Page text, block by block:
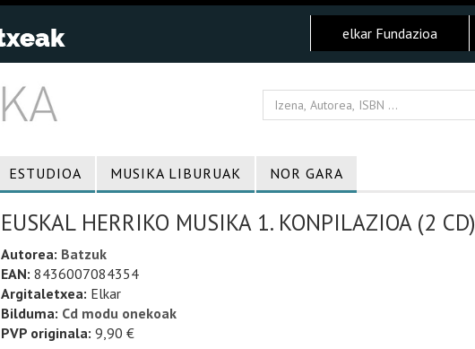
elkar Fundazioa
ESTUDIOA MUSIKA LIBURUAK NOR GARA
EUSKAL HERRIKO MUSIKA 1. KONPILAZIOA (2 CD)
Autorea: Batzuk
EAN: 8436007084354
Argitaletxea: Elkar
Bilduma: Cd modu onekoak
PVP originala: 9,90 €